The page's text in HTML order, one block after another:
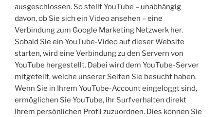
ausgeschlossen. So stellt YouTube – unabhängig
davon, ob Sie sich ein Video ansehen – eine
Verbindung zum Google Marketing Netzwerk her.
Sobald Sie ein YouTube-Video auf dieser Website
starten, wird eine Verbindung zu den Servern von
YouTube hergestellt. Dabei wird dem YouTube-Server
mitgeteilt, welche unserer Seiten Sie besucht haben.
Wenn Sie in Ihrem YouTube-Account eingeloggt sind,
ermöglichen Sie YouTube, Ihr Surfverhalten direkt
Ihrem persönlichen Profil zuzuordnen. Dies können Sie